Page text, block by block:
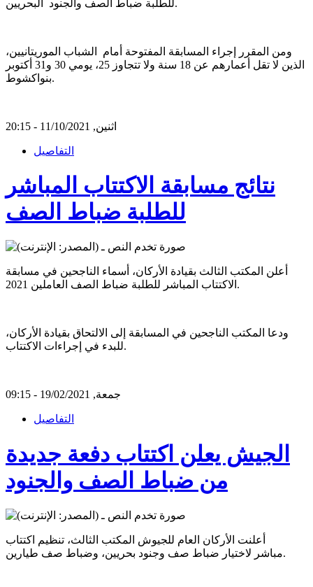
للطلبة ضباط الصف والجنود البحريين.
ومن المقرر إجراء المسابقة المفتوحة أمام الشباب الموريتانيين،
الذين لا تقل أعمارهم عن 18 سنة ولا تتجاوز 25، يومي 30 و31 أكتوبر
بنواكشوط.
اثنين, 11/10/2021 - 20:15
التفاصيل
نتائج مسابقة الاكتتاب المباشر
للطلبة ضباط الصف
أعلن المكتب الثالث بقيادة الأركان، أسماء الناجحين في مسابقة
الاكتتاب المباشر للطلبة ضباط الصف العاملين 2021.
ودعا المكتب الناجحين في المسابقة إلى الالتحاق بقيادة الأركان،
للبدء في إجراءات الاكتتاب.
جمعة, 19/02/2021 - 09:15
التفاصيل
الجيش يعلن اكتتاب دفعة جديدة
من ضباط الصف والجنود
أعلنت الأركان العام للجيوش المكتب الثالث، تنظيم اكتتاب
مباشر لاختيار ضباط صف وجنود بحريين، وضباط صف طيارين.